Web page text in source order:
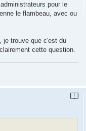
pour le
le flambeau, avec ou
je trouve que c'est du
cette question.